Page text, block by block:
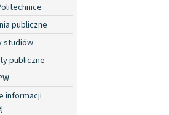
publiczne
studiów
publiczne
informacji